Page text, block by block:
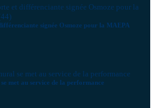
signée Osmoze pour la MAEPA
met au service de la performance